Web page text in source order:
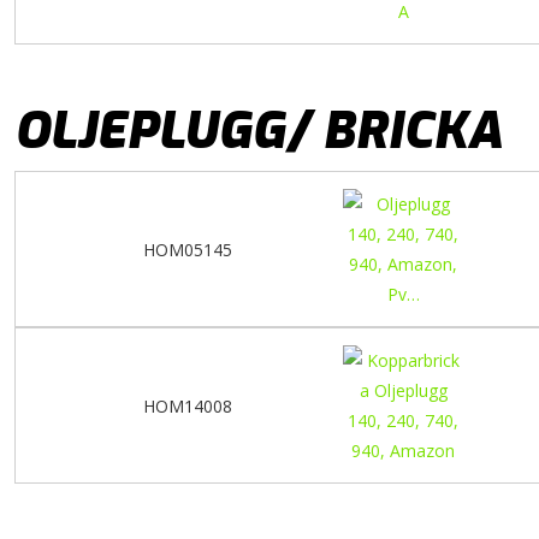
OLJEPLUGG/ BRICKA
HOM05145
HOM14008